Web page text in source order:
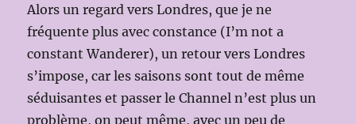
Alors un regard vers Londres, que je ne
fréquente plus avec constance (I’m not a
constant Wanderer), un retour vers Londres
s’impose, car les saisons sont tout de même
séduisantes et passer le Channel n’est plus un
problème, on peut même, avec un peu de